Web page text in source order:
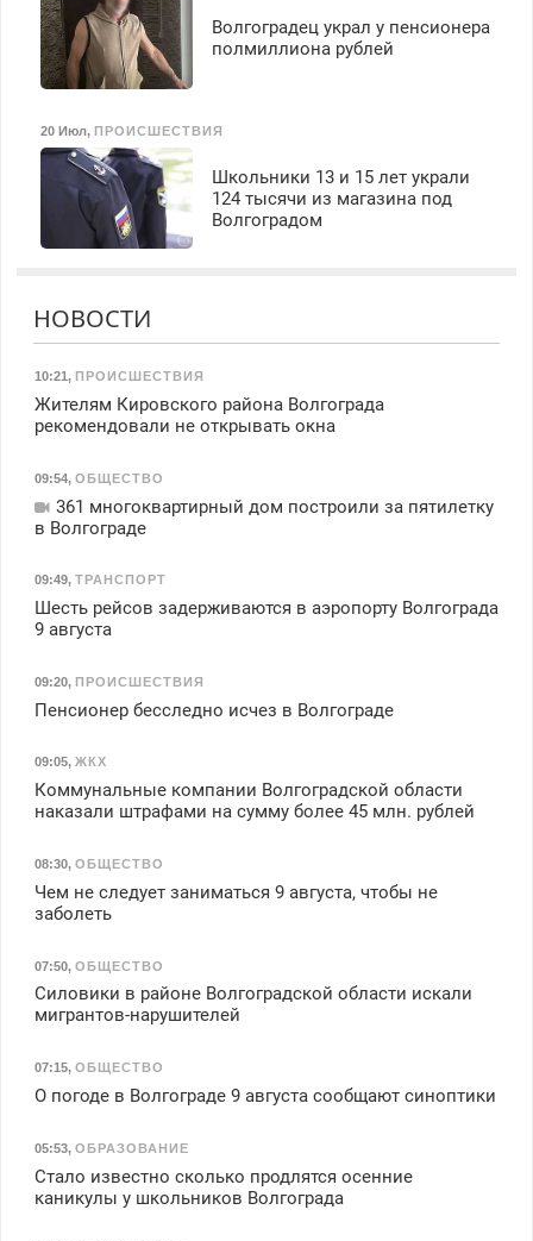
Волгоградец украл у пенсионера
полмиллиона рублей
20 Июл, ПРОИСШЕСТВИЯ
Школьники 13 и 15 лет украли
124 тысячи из магазина под
Волгоградом
НОВОСТИ
10:21, ПРОИСШЕСТВИЯ
Жителям Кировского района Волгограда
рекомендовали не открывать окна
09:54, ОБЩЕСТВО
361 многоквартирный дом построили за пятилетку
в Волгограде
09:49, ТРАНСПОРТ
Шесть рейсов задерживаются в аэропорту Волгограда
9 августа
09:20, ПРОИСШЕСТВИЯ
Пенсионер бесследно исчез в Волгограде
09:05, ЖКХ
Коммунальные компании Волгоградской области
наказали штрафами на сумму более 45 млн. рублей
08:30, ОБЩЕСТВО
Чем не следует заниматься 9 августа, чтобы не
заболеть
07:50, ОБЩЕСТВО
Силовики в районе Волгоградской области искали
мигрантов-нарушителей
07:15, ОБЩЕСТВО
О погоде в Волгограде 9 августа сообщают синоптики
05:53, ОБРАЗОВАНИЕ
Стало известно сколько продлятся осенние
каникулы у школьников Волгограда